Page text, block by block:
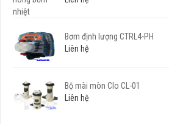
Bơm định lượng CTRL4-PH
Liên hệ
Bộ mài mòn Clo CL-01
Liên hệ